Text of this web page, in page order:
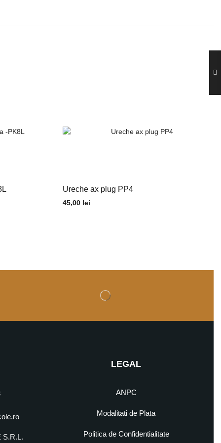
Ureche ax plug PP4
45,00 lei
S.R.L.
LEGAL
ANPC
Modalitati de Plata
Politica de Confidentialitate